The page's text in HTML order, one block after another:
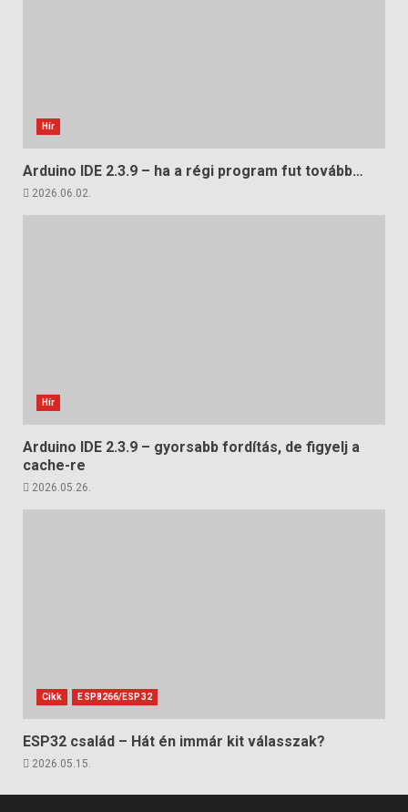
Hír
Arduino IDE 2.3.9 – ha a régi program fut tovább…
2026.06.02.
Hír
Arduino IDE 2.3.9 – gyorsabb fordítás, de figyelj a
cache-re
2026.05.26.
Cikk ESP8266/ESP32
ESP32 család – Hát én immár kit válasszak?
2026.05.15.